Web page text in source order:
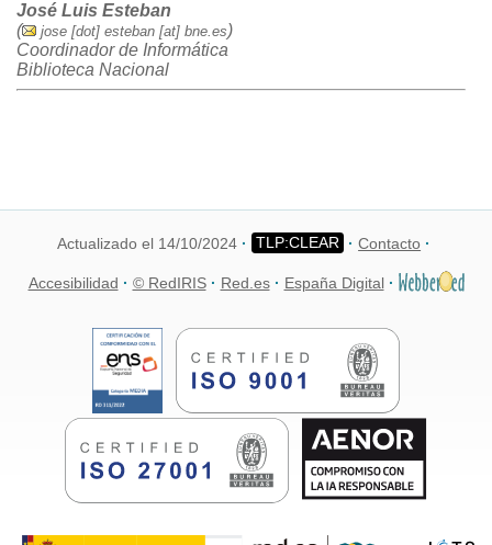
José Luis Esteban
(
jose [dot] esteban [at] bne.es)
Coordinador de Informática
Biblioteca Nacional
Actualizado el 14/10/2024 Contacto
Accesibilidad © RedIRIS Red.es España Digital